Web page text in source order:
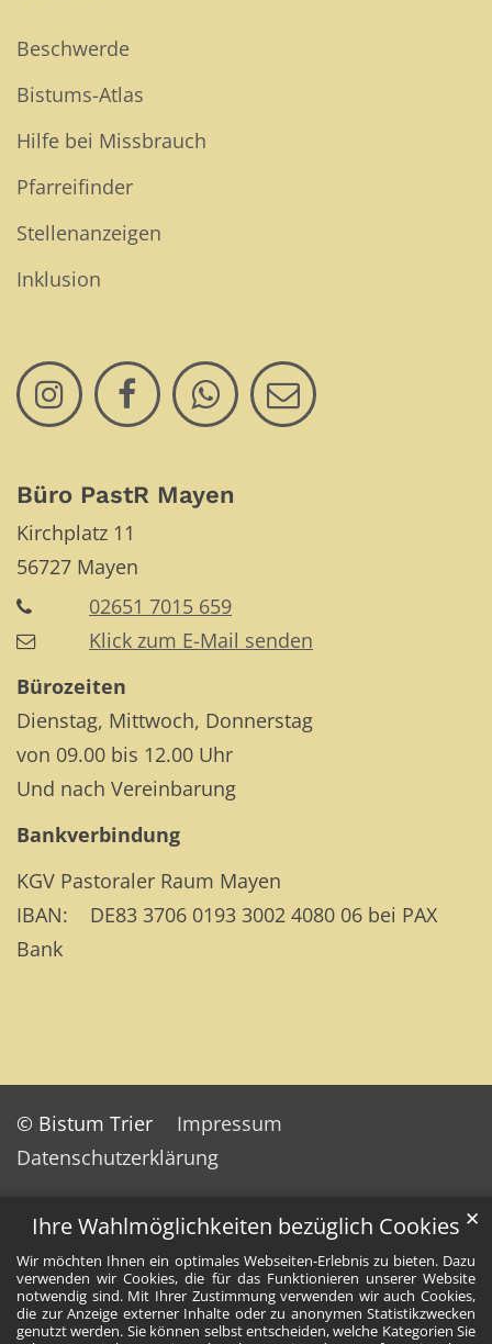
Ihre Wahlmöglichkeiten bezüglich Cookies
Wir möchten Ihnen ein optimales Webseiten-Erlebnis zu bieten. Dazu
verwenden wir Cookies, die für das Funktionieren unserer Website
notwendig sind. Mit Ihrer Zustimmung verwenden wir auch Cookies,
die zur Anzeige externer Inhalte oder zu anonymen Statistikzwecken
genutzt werden. Sie können selbst entscheiden, welche Kategorien Sie
✕
Beschwerde
Bistums-Atlas
Hilfe bei Missbrauch
Pfarreifinder
Stellenanzeigen
Inklusion
Büro PastR Mayen
Kirchplatz 11
56727 Mayen
02651 7015 659
Klick zum E-Mail senden
Bürozeiten
Dienstag, Mittwoch, Donnerstag
von 09.00 bis 12.00 Uhr
Und nach Vereinbarung
Bankverbindung
KGV Pastoraler Raum Mayen
IBAN: DE83 3706 0193 3002 4080 06 bei PAX
Bank
© Bistum Trier
Impressum
Datenschutzerklärung